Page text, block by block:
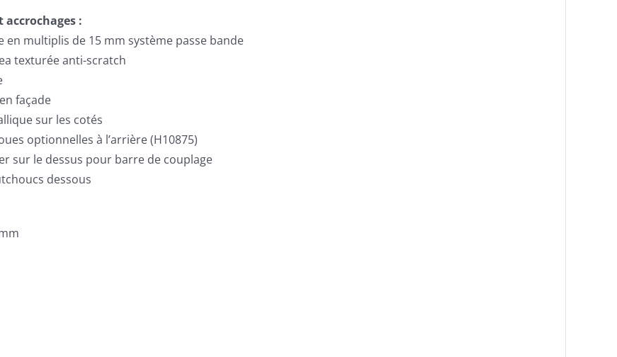
:
en multiplis de 15 mm système passe bande
texturée anti-scratch
façade
sur les cotés
optionnelles à l’arrière (H10875)
sur le dessus pour barre de couplage
dessous